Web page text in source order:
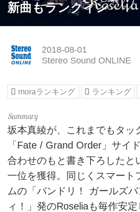
新曲もランクイン
2018-08-01
Stereo Sound ONLINE
moraランキング ランキング
坂本真綾が、これまでもタッ
「Fate / Grand Order」サイ
合わせのもと書き下ろしたと
一位を獲得。同じくスマート
ムの「バンドリ！ ガールズ
ィ！」発のRoseliaも毎作安